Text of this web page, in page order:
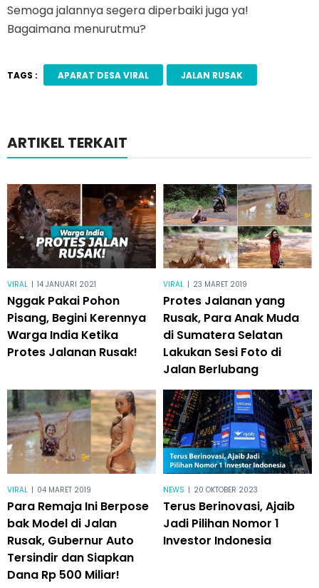
Semoga jalannya segera diperbaiki juga ya!
Bagaimana menurutmu?
TAGS : APARAT DESA VIRAL JALAN RUSAK
ARTIKEL TERKAIT
VIRAL | 14 JANUARI 2021
Nggak Pakai Pohon
Pisang, Begini Kerennya
Warga India Ketika
Protes Jalanan Rusak!
VIRAL | 23 MARET 2019
Protes Jalanan yang
Rusak, Para Anak Muda
di Sumatera Selatan
Lakukan Sesi Foto di
Jalan Berlubang
VIRAL | 04 MARET 2019
Para Remaja Ini Berpose
bak Model di Jalan
Rusak, Gubernur Auto
Tersindir dan Siapkan
Dana Rp 500 Miliar!
NEWS | 20 OKTOBER 2023
Terus Berinovasi, Ajaib
Jadi Pilihan Nomor 1
Investor Indonesia